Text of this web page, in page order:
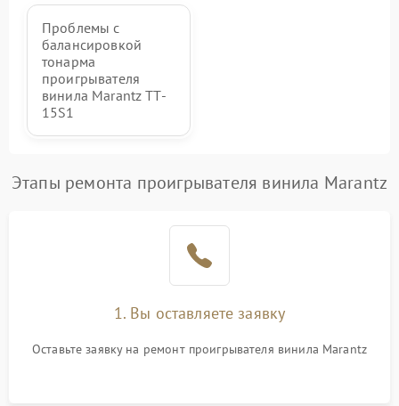
Проблемы с
балансировкой
тонарма
проигрывателя
винила Marantz TT-
15S1
Этапы ремонта проигрывателя винила Marantz
1. Вы оставляете заявку
Оставьте заявку на ремонт проигрывателя винила Marantz